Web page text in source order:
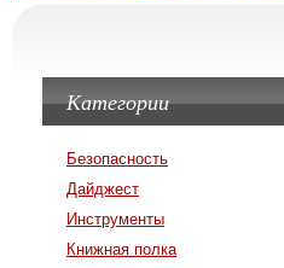
Категории
Безопасность
Дайджест
Инструменты
Книжная полка